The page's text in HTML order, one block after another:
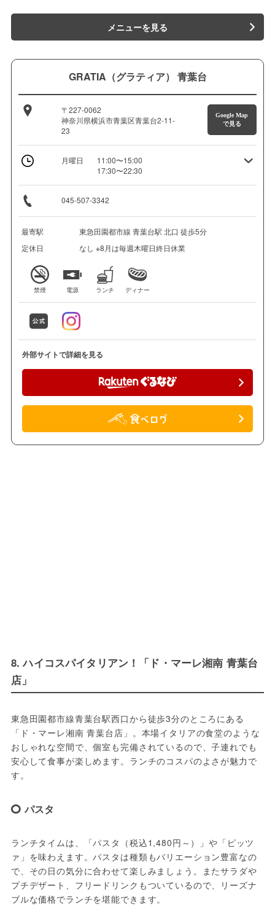
メニューを見る
GRATIA（グラティア） 青葉台
〒227-0062
神奈川県横浜市青葉区青葉台2-11-
23
Google Map
で見る
月曜日
11:00〜15:00
17:30〜22:30
045-507-3342
最寄駅
東急田園都市線 青葉台駅 北口 徒歩5分
定休日
なし ※8月は毎週木曜日終日休業
禁煙 電源 ランチ ディナー
外部サイトで詳細を見る
8. ハイコスパイタリアン！「ド・マーレ湘南 青葉台
店」
東急田園都市線青葉台駅西口から徒歩3分のところにある
「ド・マーレ湘南 青葉台店」。本場イタリアの食堂のような
おしゃれな空間で、個室も完備されているので、子連れでも
安心して食事が楽しめます。ランチのコスパのよさが魅力で
す。
パスタ
ランチタイムは、「パスタ（税込1,480円～）」や「ピッツ
ァ」を味わえます。パスタは種類もバリエーション豊富なの
で、その日の気分に合わせて楽しみましょう。またサラダや
プチデザート、フリードリンクもついているので、リーズナ
ブルな価格でランチを堪能できます。